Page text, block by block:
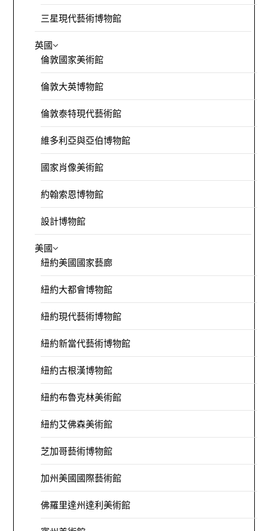
三星現代藝術博物館
英國
倫敦國家美術館
倫敦大英博物館
倫敦泰特現代藝術館
維多利亞與亞伯博物館
國家肖像美術館
約翰索恩博物館
設計博物館
美國
紐約美國國家藝廊
紐約大都會博物館
紐約現代藝術博物館
紐約新當代藝術博物館
紐約古根漢博物館
紐約布魯克林美術館
紐約艾佛森美術館
芝加哥藝術博物館
加州美國國際藝術館
佛羅里達州達利美術館